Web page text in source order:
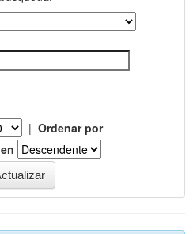
| Ordenar por